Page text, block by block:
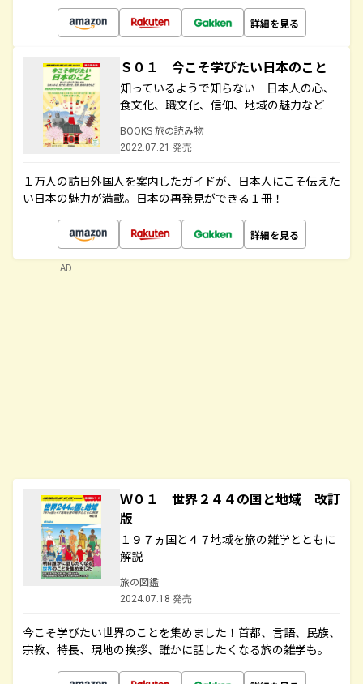
詳細を見る
Ｓ０１ 今こそ学びたい日本のこと
知っているようで知らない 日本人の心、
食文化、職文化、信仰、地域の魅力など
BOOKS 旅の読み物
2022.07.21 発売
１万人の訪日外国人を案内したガイドが、日本人にこそ伝えた
い日本の魅力が満載。日本の再発見ができる１冊！
詳細を見る
Ｗ０１ 世界２４４の国と地域 改訂
版
１９７ヵ国と４７地域を旅の雑学とともに
解説
旅の図鑑
2024.07.18 発売
今こそ学びたい世界のことを集めました！首都、言語、民族、
宗教、特長、現地の挨拶、誰かに話したくなる旅の雑学も。
AD